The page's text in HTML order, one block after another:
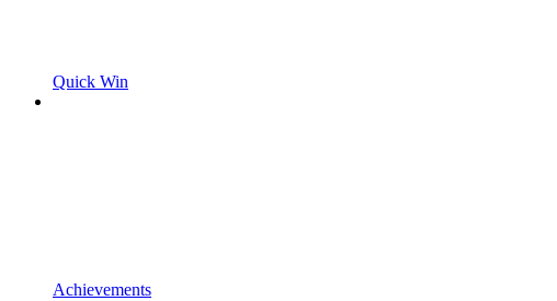
Quick Win
Achievements